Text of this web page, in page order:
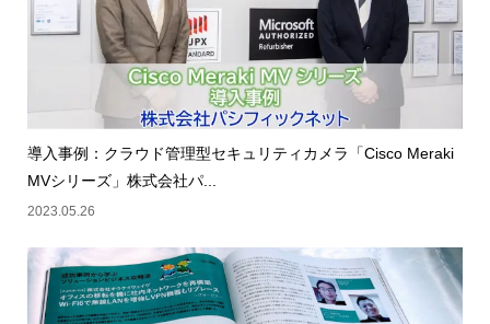
導入事例：クラウド管理型セキュリティカメラ「Cisco Meraki
MVシリーズ」株式会社パ...
2023.05.26